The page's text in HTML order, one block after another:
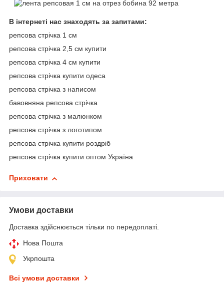
В інтернеті нас знаходять за запитами:
репсова стрічка 1 см
репсова стрічка 2,5 см купити
репсова стрічка 4 см купити
репсова стрічка купити одеса
репсова стрічка з написом
бавовняна репсова стрічка
репсова стрічка з малюнком
репсова стрічка з логотипом
репсова стрічка купити роздріб
репсова стрічка купити оптом Україна
Приховати
Умови доставки
Доставка здійснюється тільки по передоплаті.
Нова Пошта
Укрпошта
Всі умови доставки